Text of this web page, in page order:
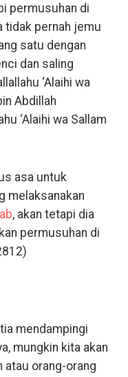
permusuhan di
tidak pernah jemu
satu dengan
dan saling
‘Alaihi wa
Abdillah
‘Alaihi wa Sallam
asa untuk
melaksanakan
, akan tetapi dia
permusuhan di
mendampingi
mungkin kita akan
atau orang-orang